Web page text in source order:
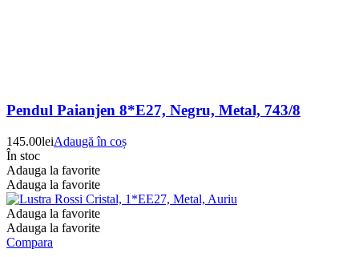
Pendul Paianjen 8*E27, Negru, Metal, 743/8
145.00leiAdaugă în coș
În stoc
Adauga la favorite
Adauga la favorite
Adauga la favorite
Adauga la favorite
Compara